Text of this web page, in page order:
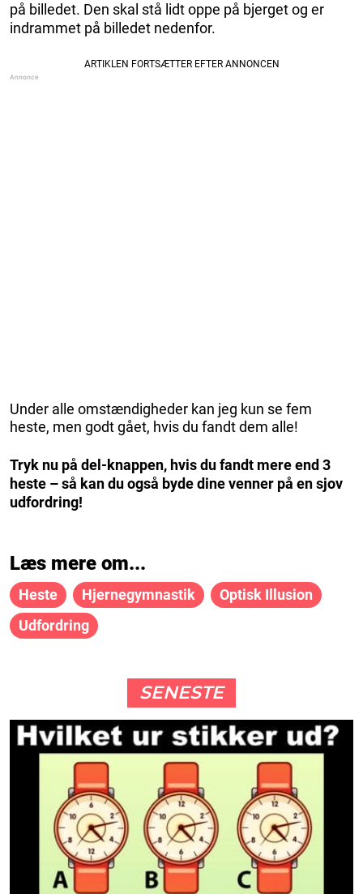
på billedet. Den skal stå lidt oppe på bjerget og er
indrammet på billedet nedenfor.
Under alle omstændigheder kan jeg kun se fem
heste, men godt gået, hvis du fandt dem alle!
Tryk nu på del-knappen, hvis du fandt mere end 3
heste – så kan du også byde dine venner på en sjov
udfordring!
Læs mere om...
Heste Hjernegymnastik
Optisk Illusion
Udfordring
SENESTE